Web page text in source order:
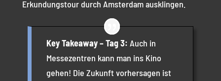
Erkundungstour durch Amsterdam ausklingen.
Key Takeaway – Tag 3: Auch in
Messezentren kann man ins Kino
gehen! Die Zukunft vorhersagen ist